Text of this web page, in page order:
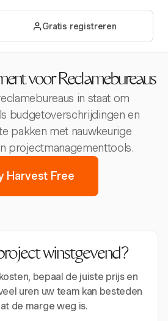
Gratis registreren
voor Reclamebureaus
in staat om
budgetoverschrijdingen en
pakken met nauwkeurige
projectmanagementtools.
Harvest Free
winstgevend?
bepaal de juiste prijs en
uren uw team kan besteden
de marge weg is.